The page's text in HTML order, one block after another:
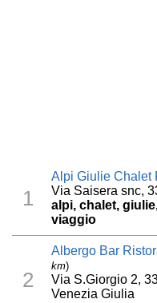
1
Alpi Giulie Chalet
Via Saisera snc,
alpi, chalet,
viaggio
2
Albergo Bar
km)
Via S.Giorgio 2,
Venezia Giulia